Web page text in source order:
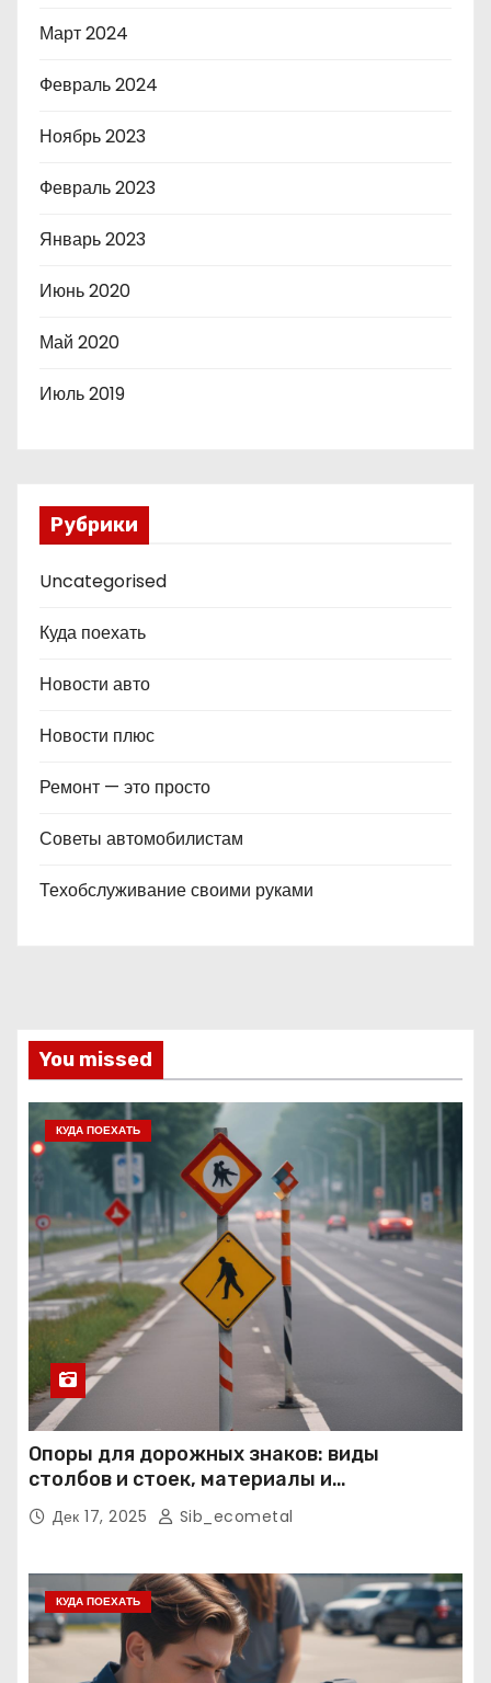
Март 2024
Февраль 2024
Ноябрь 2023
Февраль 2023
Январь 2023
Июнь 2020
Май 2020
Июль 2019
Рубрики
Uncategorised
Куда поехать
Новости авто
Новости плюс
Ремонт — это просто
Советы автомобилистам
Техобслуживание своими руками
You missed
КУДА ПОЕХАТЬ
Опоры для дорожных знаков: виды
столбов и стоек, материалы и
нормативные требования
Дек 17, 2025 Sib_ecometal
КУДА ПОЕХАТЬ